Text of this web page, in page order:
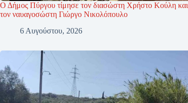
Ο Δήμος Πύργου τίμησε τον διασώστη Χρήστο Κούλη και
τον ναυαγοσώστη Γιώργο Νικολόπουλο
6 Αυγούστου, 2026